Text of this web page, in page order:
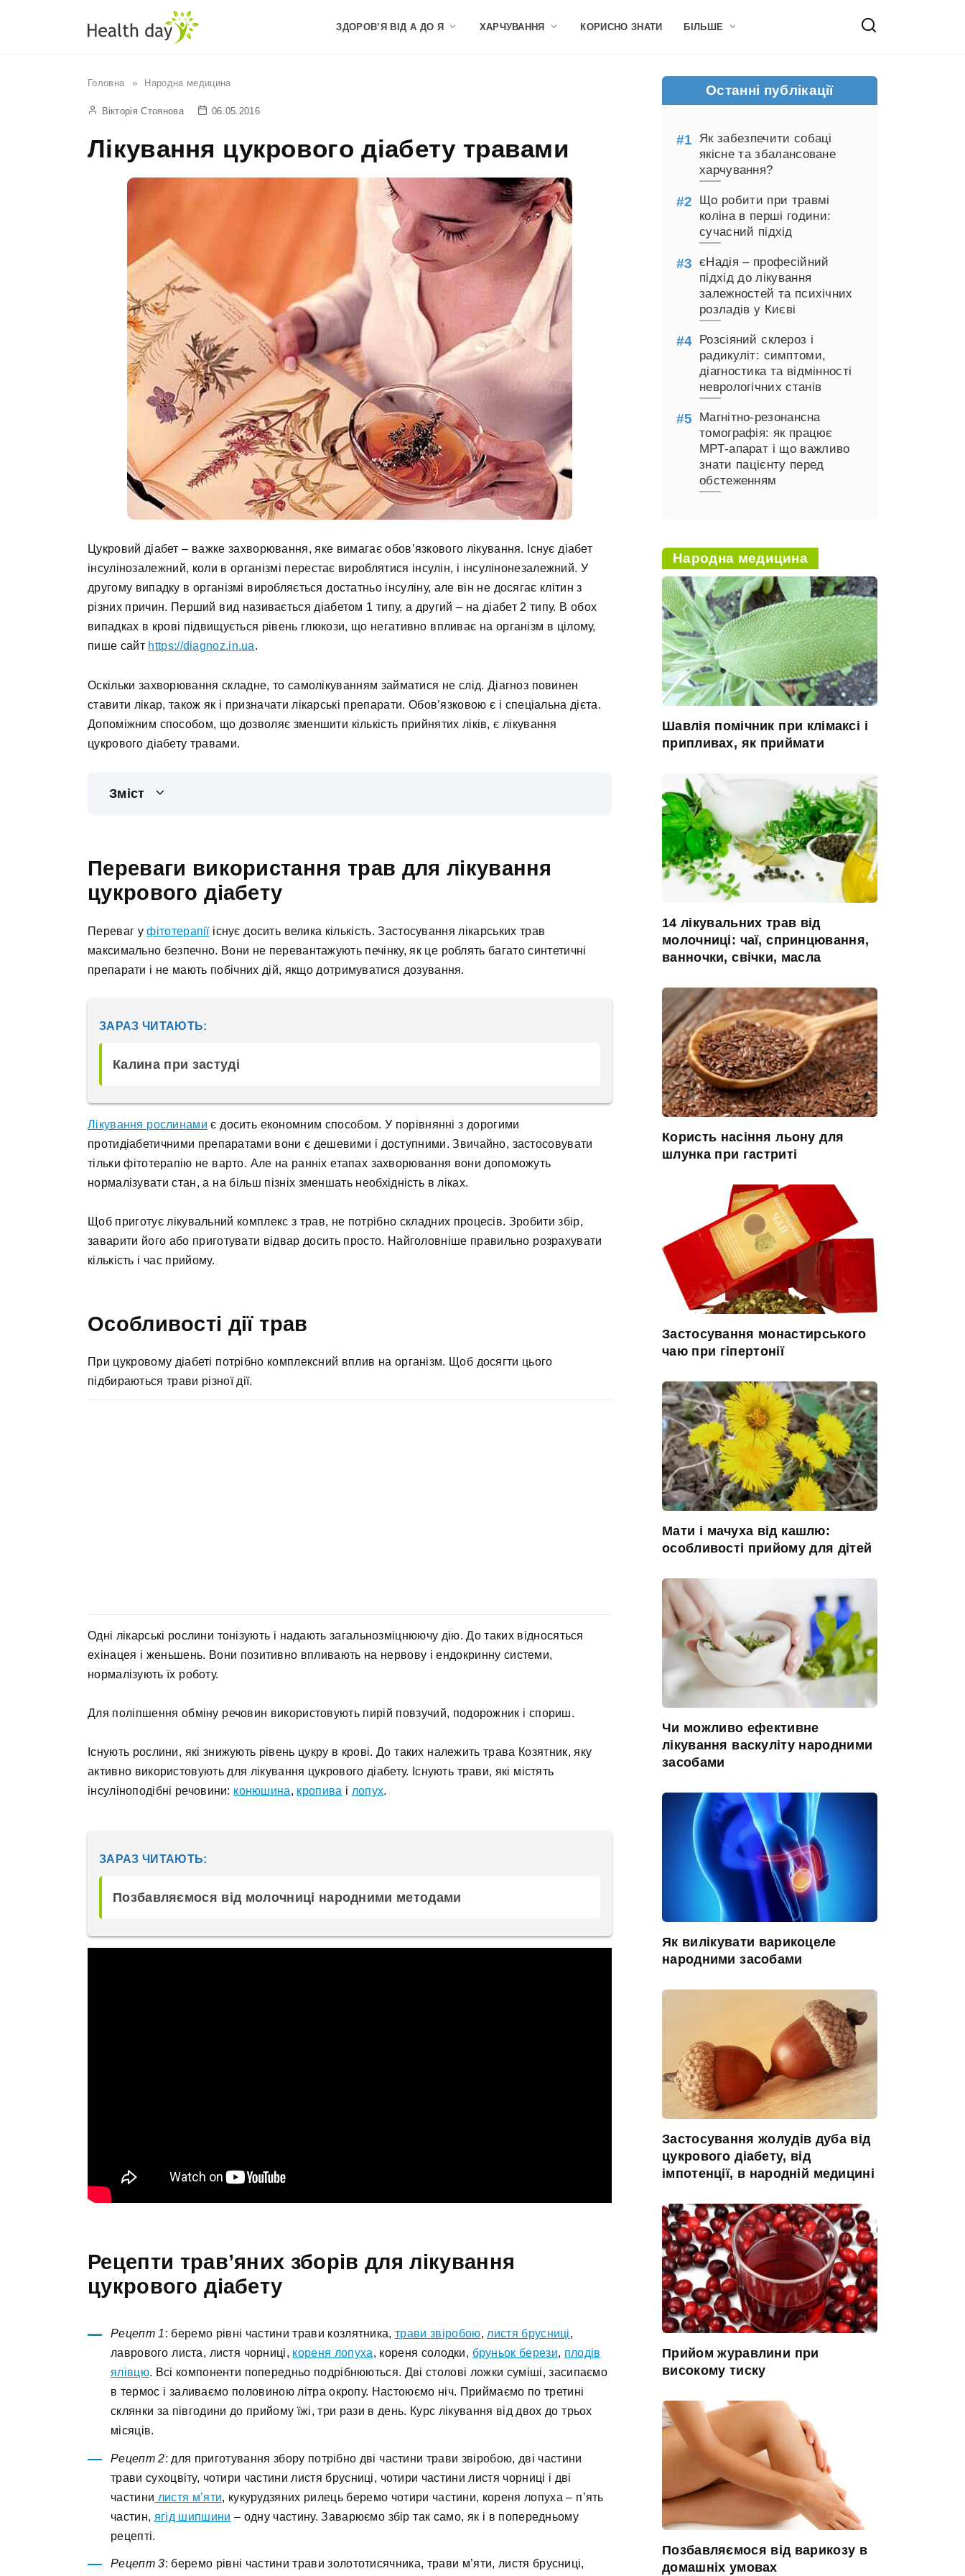
ЗДОРОВ’Я ВІД А ДО Я ХАРЧУВАННЯ КОРИСНО ЗНАТИ БІЛЬШЕ
Головна » Народна медицина
Вікторія Стоянова 06.05.2016
Лікування цукрового діабету травами
Цукровий діабет – важке захворювання, яке вимагає обов’язкового лікування. Існує діабет
інсулінозалежний, коли в організмі перестає вироблятися інсулін, і інсулінонезалежний. У
другому випадку в організмі виробляється достатньо інсуліну, але він не досягає клітин з
різних причин. Перший вид називається діабетом 1 типу, а другий – на діабет 2 типу. В обох
випадках в крові підвищується рівень глюкози, що негативно впливає на організм в цілому,
пише сайт https://diagnoz.in.ua.
Оскільки захворювання складне, то самолікуванням займатися не слід. Діагноз повинен
ставити лікар, також як і призначати лікарські препарати. Обов’язковою є і спеціальна дієта.
Допоміжним способом, що дозволяє зменшити кількість прийнятих ліків, є лікування
цукрового діабету травами.
Зміст
Переваги використання трав для лікування
цукрового діабету
Переваг уфітотерапіїіснує досить велика кількість. Застосування лікарських трав
максимально безпечно. Вони не перевантажують печінку, як це роблять багато синтетичні
препарати і не мають побічних дій, якщо дотримуватися дозування.
ЗАРАЗ ЧИТАЮТЬ:
Калина при застуді
Лікування рослинами є досить економним способом. У порівнянні з дорогими
протидіабетичними препаратами вони є дешевими і доступними. Звичайно, застосовувати
тільки фітотерапію не варто. Але на ранніх етапах захворювання вони допоможуть
нормалізувати стан, а на більш пізніх зменшать необхідність в ліках.
Щоб приготує лікувальний комплекс з трав, не потрібно складних процесів. Зробити збір,
заварити його або приготувати відвар досить просто. Найголовніше правильно розрахувати
кількість і час прийому.
Особливості дії трав
При цукровому діабеті потрібно комплексний вплив на організм. Щоб досягти цього
підбираються трави різної дії.
Одні лікарські рослини тонізують і надають загальнозміцнюючу дію. До таких відносяться
ехінацея і женьшень. Вони позитивно впливають на нервову і ендокринну системи,
нормалізують їх роботу.
Для поліпшення обміну речовин використовують пирій повзучий, подорожник і спориш.
Існують рослини, які знижують рівень цукру в крові. До таких належить трава Козятник, яку
активно використовують для лікування цукрового діабету. Існують трави, які містять
інсуліноподібні речовини: конюшина, кропива і лопух.
ЗАРАЗ ЧИТАЮТЬ:
Позбавляємося від молочниці народними методами
Рецепти трав’яних зборів для лікування
цукрового діабету
Рецепт 1: беремо рівні частини трави козлятника,трави звіробою, листя брусниці,
лаврового листа, листя чорниці, кореня лопуха, кореня солодки, бруньок берези, плодів
ялівцю. Всі компоненти попередньо подрібнюються. Дві столові ложки суміші, засипаємо
в термос і заливаємо половиною літра окропу. Настоюємо ніч. Приймаємо по третині
склянки за півгодини до прийому їжі, три рази в день. Курс лікування від двох до трьох
місяців.
Рецепт 2: для приготування збору потрібно дві частини трави звіробою, дві частини
трави сухоцвіту, чотири частини листя брусниці, чотири частини листя чорниці і дві
частини листя м’яти, кукурудзяних рилець беремо чотири частини, кореня лопуха – п’ять
частин, ягід шипшини – одну частину. Заварюємо збір так само, як і в попередньому
рецепті.
Рецепт 3: беремо рівні частини трави золототисячника, трави м’яти, листя брусниці,
Останні публікації
Як забезпечити собаці
якісне та збалансоване
харчування?
Що робити при травмі
коліна в перші години:
сучасний підхід
єНадія – професійний
підхід до лікування
залежностей та психічних
розладів у Києві
Розсіяний склероз і
радикуліт: симптоми,
діагностика та відмінності
неврологічних станів
Магнітно-резонансна
томографія: як працює
МРТ-апарат і що важливо
знати пацієнту перед
обстеженням
Народна медицина
Шавлія помічник при клімаксі і
припливах, як приймати
14 лікувальних трав від
молочниці: чаї, спринцювання,
ванночки, свічки, масла
Користь насіння льону для
шлунка при гастриті
Застосування монастирського
чаю при гіпертонії
Мати і мачуха від кашлю:
особливості прийому для дітей
Чи можливо ефективне
лікування васкуліту народними
засобами
Як вилікувати варикоцеле
народними засобами
Застосування жолудів дуба від
цукрового діабету, від
імпотенції, в народній медицині
Прийом журавлини при
високому тиску
Позбавляємося від варикозу в
домашніх умовах